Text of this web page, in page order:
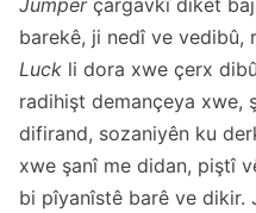
Jumperçargavkî diket
barekê, ji nedî ve vedibû,
Luck li dora xwe çerx
radihişt demançeya xwe,
difirand, sozaniyên ku
xwe şanî me didan, piştî
bi pîyanîstê barê ve dikir.